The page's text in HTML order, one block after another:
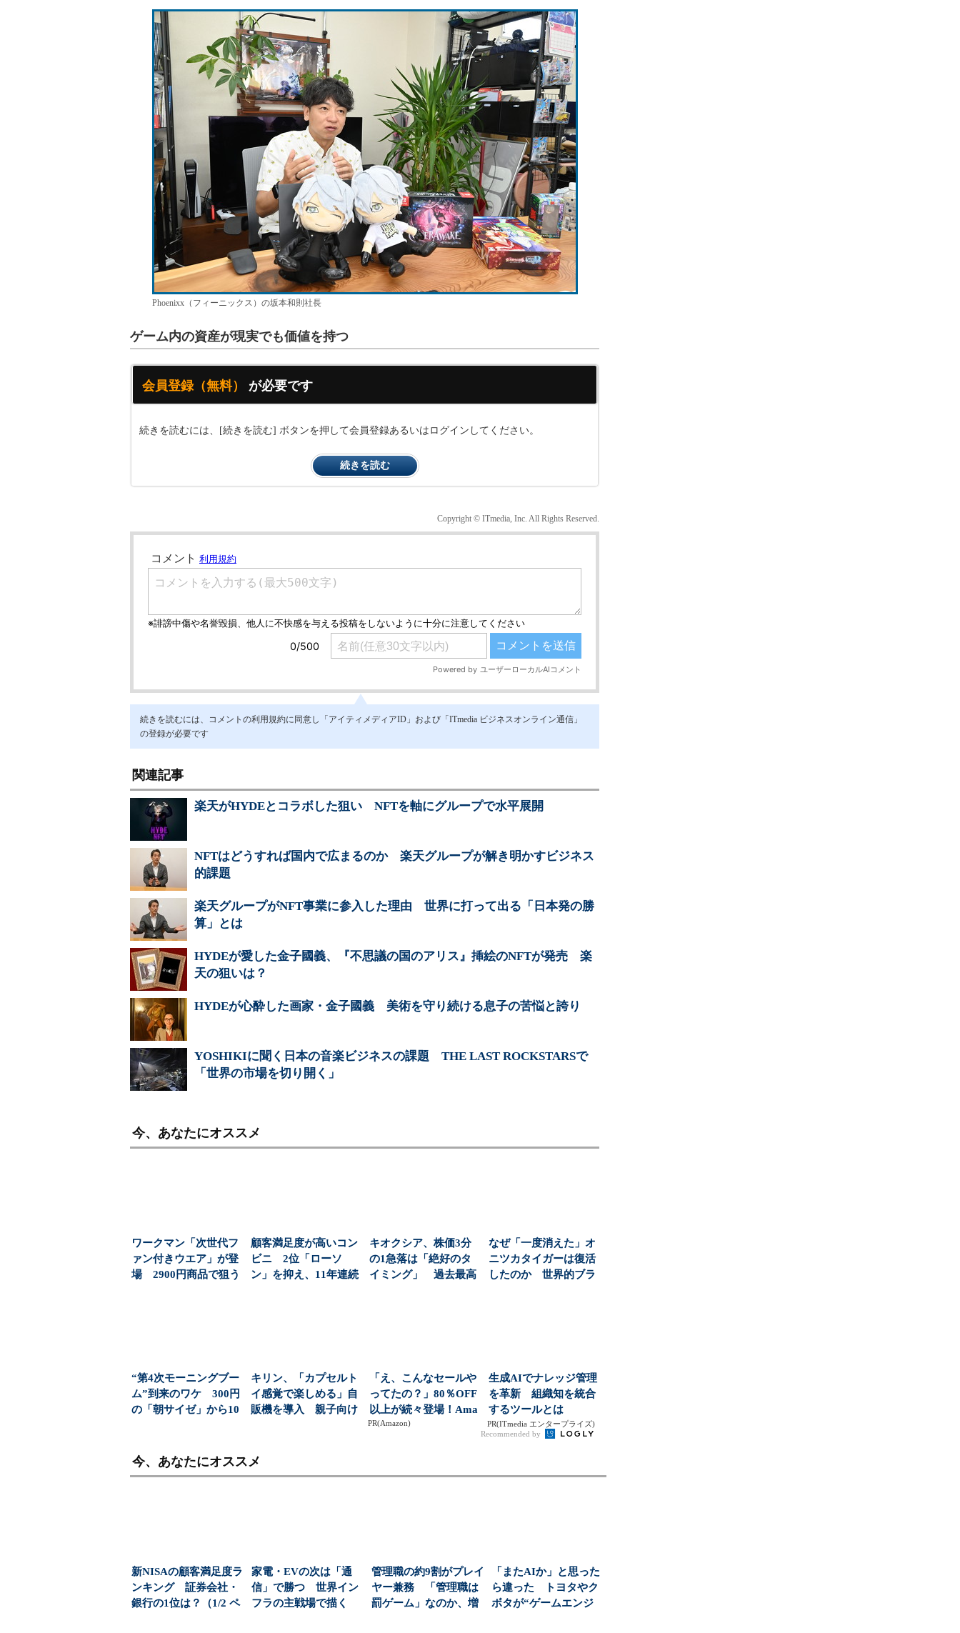
Phoenixx（フィーニックス）の坂本和則社長
ゲーム内の資産が現実でも価値を持つ
会員登録（無料） が必要です
続きを読むには、[続きを読む] ボタンを押して会員登録あるいはログインしてください。
続きを読む
Copyright © ITmedia, Inc. All Rights Reserved.
続きを読むには、コメントの利用規約に同意し「アイティメディアID」および「ITmedia ビジネスオンライン通信」
の登録が必要です
関連記事
楽天がHYDEとコラボした狙い NFTを軸にグループで水平展開
NFTはどうすれば国内で広まるのか 楽天グループが解き明かすビジネス
的課題
楽天グループがNFT事業に参入した理由 世界に打って出る「日本発の勝
算」とは
HYDEが愛した金子國義、『不思議の国のアリス』挿絵のNFTが発売 楽
天の狙いは？
HYDEが心酔した画家・金子國義 美術を守り続ける息子の苦悩と誇り
YOSHIKIに聞く日本の音楽ビジネスの課題 THE LAST ROCKSTARSで
「世界の市場を切り開く」
今、あなたにオススメ
ワークマン「次世代フ
ァン付きウエア」が登
場 2900円商品で狙う
顧客満足度が高いコン
ビニ 2位「ローソ
ン」を抑え、11年連続
キオクシア、株価3分
の1急落は「絶好のタ
イミング」 過去最高
なぜ「一度消えた」オ
ニツカタイガーは復活
したのか 世界的ブラ
“第4次モーニングブー
ム”到来のワケ 300円
の「朝サイゼ」から10
キリン、「カプセルト
イ感覚で楽しめる」自
販機を導入 親子向け
「え、こんなセールや
ってたの？」80％OFF
以上が続々登場！Ama
zonの本気が...
PR(Amazon)
生成AIでナレッジ管理
を革新 組織知を統合
するツールとは
PR(ITmedia エンタープライズ)
Recommended by
今、あなたにオススメ
新NISAの顧客満足度ラ
ンキング 証券会社・
銀行の1位は？（1/2 ペ
家電・EVの次は「通
信」で勝つ 世界イン
フラの主戦場で描く
管理職の約9割がプレイ
ヤー兼務 「管理職は
罰ゲーム」なのか、増
「またAIか」と思った
ら違った トヨタやク
ボタが“ゲームエンジ